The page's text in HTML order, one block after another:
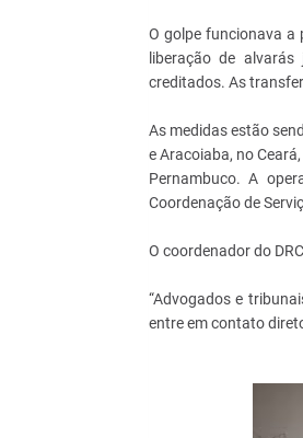
O golpe funcionava a
liberação de
creditados. As
As medidas estão
e Aracoiaba, no
Pernambuco. A
Coordenação de
O coordenador do
“Advogados e
entre em contato